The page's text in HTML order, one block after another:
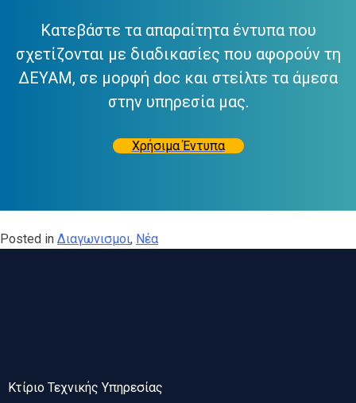
Κατεβάστε τα απαραίτητα έντυπα που
σχετίζονται με διαδικασίες που αφορούν τη
ΔΕΥΑΜ, σε μορφή doc και στείλτε τα άμεσα
στην υπηρεσία μας.
Χρήσιμα Έντυπα
Posted in Διαγωνισμοι, Νέα
Κτίριο Τεχνικής Υπηρεσίας